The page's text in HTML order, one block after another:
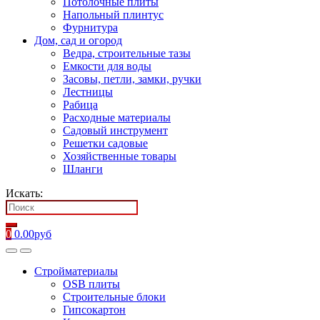
Напольный плинтус
Фурнитура
Дом, сад и огород
Ведра, строительные тазы
Емкости для воды
Засовы, петли, замки, ручки
Лестницы
Рабица
Расходные материалы
Садовый инструмент
Решетки садовые
Хозяйственные товары
Шланги
Искать:
0 0.00руб
Стройматериалы
OSB плиты
Строительные блоки
Гипсокартон